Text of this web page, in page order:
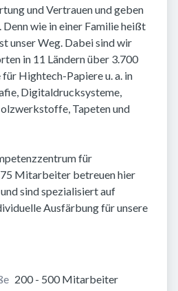
und Vertrauen und geben
Denn wie in einer Familie heißt
unser Weg. Dabei sind wir
in 11 Ländern über 3.700
Hightech-Papiere u. a. in
Digitaldrucksysteme,
Tapeten und
für
Mitarbeiter betreuen hier
sind spezialisiert auf
Ausfärbung für unsere
200 - 500 Mitarbeiter